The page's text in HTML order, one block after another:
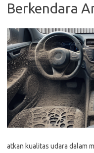
Berkendara
atkan kualitas udara dalam